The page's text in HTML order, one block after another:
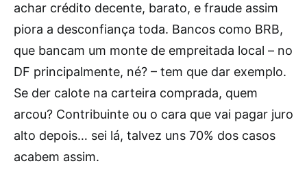
achar crédito decente, barato, e fraude assim
piora a desconfiança toda. Bancos como BRB,
que bancam um monte de empreitada local – no
DF principalmente, né? – tem que dar exemplo.
Se der calote na carteira comprada, quem
arcou? Contribuinte ou o cara que vai pagar juro
alto depois… sei lá, talvez uns 70% dos casos
acabem assim.